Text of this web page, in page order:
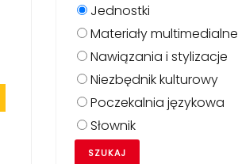
Jednostki
Materiały multimedialne
Nawiązania i stylizacje
Niezbędnik kulturowy
Poczekalnia językowa
Słownik